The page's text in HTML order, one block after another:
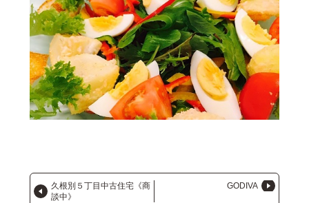
久根別５丁目中古住宅《商
談中》
GODIVA